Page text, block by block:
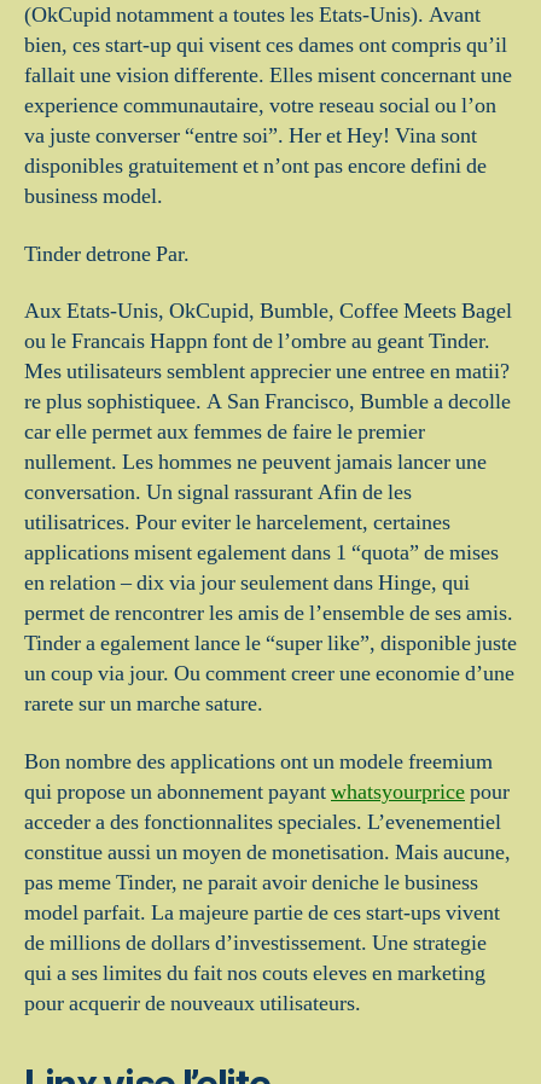
(OkCupid notamment a toutes les Etats-Unis). Avant
bien, ces start-up qui visent ces dames ont compris qu’il
fallait une vision differente. Elles misent concernant une
experience communautaire, votre reseau social ou l’on
va juste converser “entre soi”. Her et Hey! Vina sont
disponibles gratuitement et n’ont pas encore defini de
business model.
Tinder detrone Par.
Aux Etats-Unis, OkCupid, Bumble, Coffee Meets Bagel
ou le Francais Happn font de l’ombre au geant Tinder.
Mes utilisateurs semblent apprecier une entree en matii?
re plus sophistiquee. A San Francisco, Bumble a decolle
car elle permet aux femmes de faire le premier
nullement. Les hommes ne peuvent jamais lancer une
conversation. Un signal rassurant Afin de les
utilisatrices. Pour eviter le harcelement, certaines
applications misent egalement dans 1 “quota” de mises
en relation – dix via jour seulement dans Hinge, qui
permet de rencontrer les amis de l’ensemble de ses amis.
Tinder a egalement lance le “super like”, disponible juste
un coup via jour. Ou comment creer une economie d’une
rarete sur un marche sature.
Bon nombre des applications ont un modele freemium
qui propose un abonnement payantwhatsyourpricepour
acceder a des fonctionnalites speciales. L’evenementiel
constitue aussi un moyen de monetisation. Mais aucune,
pas meme Tinder, ne parait avoir deniche le business
model parfait. La majeure partie de ces start-ups vivent
de millions de dollars d’investissement. Une strategie
qui a ses limites du fait nos couts eleves en marketing
pour acquerir de nouveaux utilisateurs.